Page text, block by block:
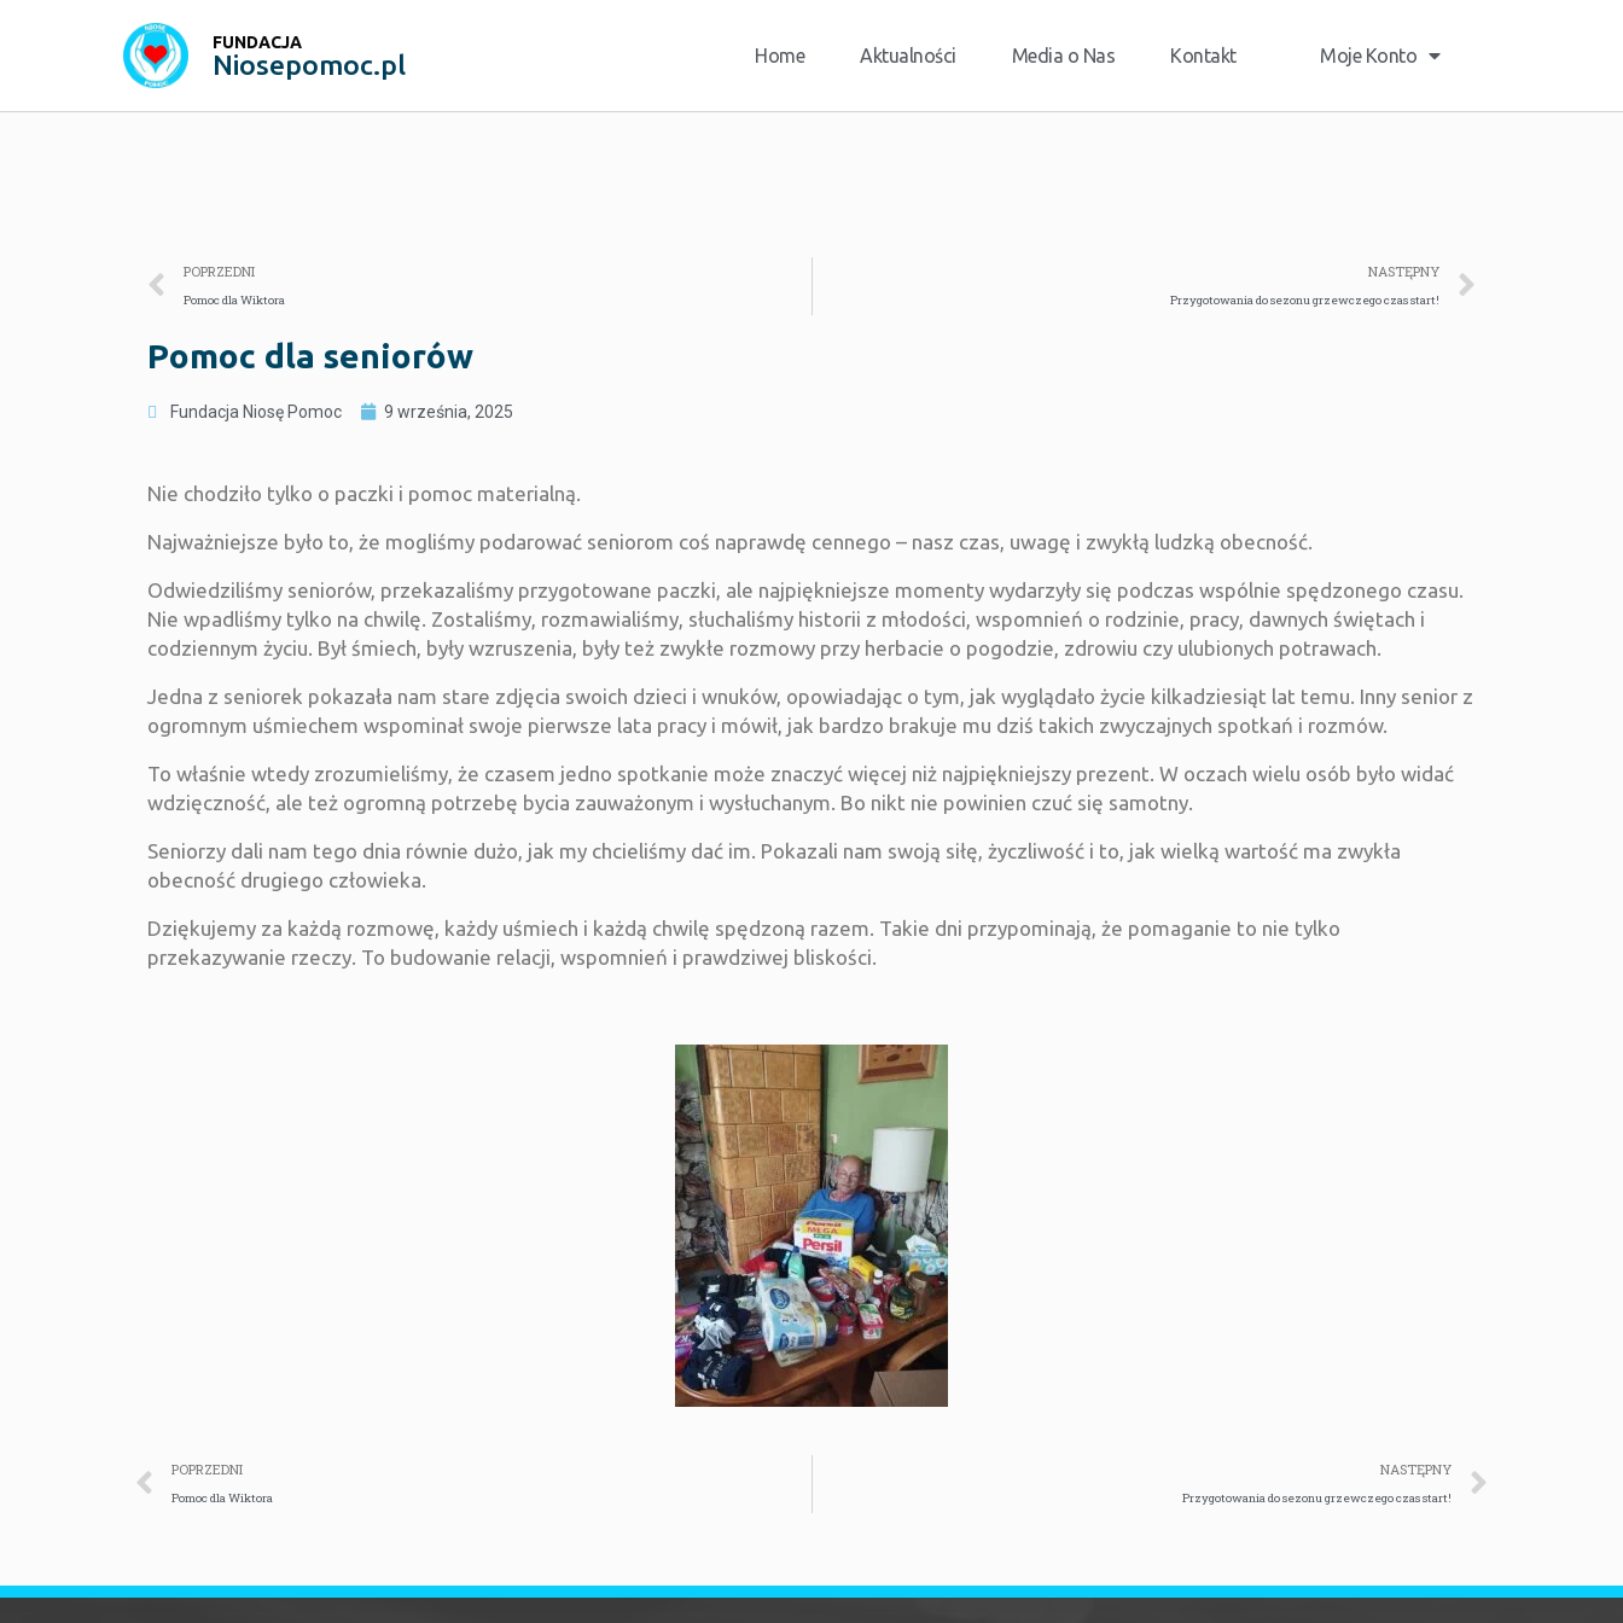
FUNDACJA
Niosepomoc.pl Home Aktualności Media o Nas Kontakt Moje Konto
POPRZEDNI
Pomoc dla Wiktora
NASTĘPNY
Przygotowania do sezonu grzewczego czas start!
Pomoc dla seniorów
Fundacja Niosę Pomoc 9 września, 2025
Nie chodziło tylko o paczki i pomoc materialną.
Najważniejsze było to, że mogliśmy podarować seniorom coś naprawdę cennego – nasz czas, uwagę i zwykłą ludzką obecność.
Odwiedziliśmy seniorów, przekazaliśmy przygotowane paczki, ale najpiękniejsze momenty wydarzyły się podczas wspólnie spędzonego czasu.
Nie wpadliśmy tylko na chwilę. Zostaliśmy, rozmawialiśmy, słuchaliśmy historii z młodości, wspomnień o rodzinie, pracy, dawnych świętach i
codziennym życiu. Był śmiech, były wzruszenia, były też zwykłe rozmowy przy herbacie o pogodzie, zdrowiu czy ulubionych potrawach.
Jedna z seniorek pokazała nam stare zdjęcia swoich dzieci i wnuków, opowiadając o tym, jak wyglądało życie kilkadziesiąt lat temu. Inny senior z
ogromnym uśmiechem wspominał swoje pierwsze lata pracy i mówił, jak bardzo brakuje mu dziś takich zwyczajnych spotkań i rozmów.
To właśnie wtedy zrozumieliśmy, że czasem jedno spotkanie może znaczyć więcej niż najpiękniejszy prezent. W oczach wielu osób było widać
wdzięczność, ale też ogromną potrzebę bycia zauważonym i wysłuchanym. Bo nikt nie powinien czuć się samotny.
Seniorzy dali nam tego dnia równie dużo, jak my chcieliśmy dać im. Pokazali nam swoją siłę, życzliwość i to, jak wielką wartość ma zwykła
obecność drugiego człowieka.
Dziękujemy za każdą rozmowę, każdy uśmiech i każdą chwilę spędzoną razem. Takie dni przypominają, że pomaganie to nie tylko
przekazywanie rzeczy. To budowanie relacji, wspomnień i prawdziwej bliskości.
POPRZEDNI
Pomoc dla Wiktora
NASTĘPNY
Przygotowania do sezonu grzewczego czas start!